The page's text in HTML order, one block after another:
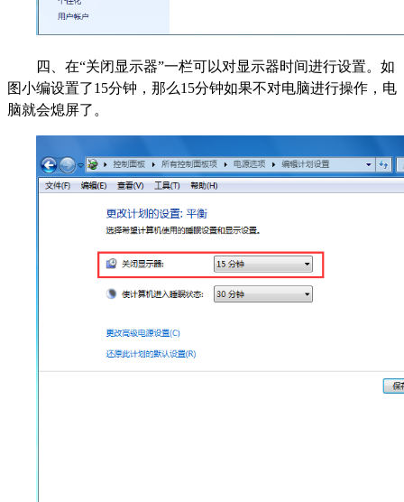
四、在“关闭显示器”一栏可以对显示器时间进行设置。如
图小编设置了15分钟，那么15分钟如果不对电脑进行操作，电
脑就会熄屏了。